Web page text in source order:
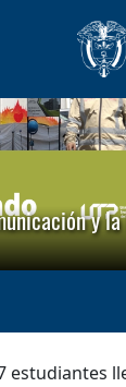
y
estudiantes